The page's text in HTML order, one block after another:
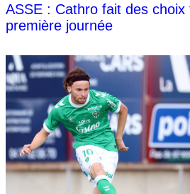
ASSE : Cathro fait des
première journée